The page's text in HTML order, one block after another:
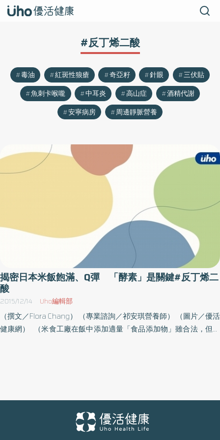
#反丁烯二酸
毒油 紅斑性狼瘡 奇亞籽 針眼
三伏貼
魚刺卡喉嚨
中耳炎 高山症
酒精代謝
安寧病房
周邊靜脈營養
揭密日本米飯飽滿、Q彈 「酵素」是關鍵#反丁烯二
酸
2015/12/14 Uho編輯部
（撰文／Flora Chang） （專業諮詢／祁安琪營養師） （圖片／優活
健康網） （米食工廠在飯中添加適量「食品添加物」雖合法，但若
化學保鮮劑含鈉 長期累積增高血壓風險 （化學保鮮劑含鈉，長期接
觸恐會隨年齡漸增累積體內，增加高血壓風險。） 對此，馬偕醫院